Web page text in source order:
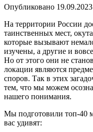
Опубликовано 19.09.2023
На территории России
таинственных мест,
которые вызывают
изучены, а другие и
Но от этого они не
локации являются
споров. Так в этих
тем, что мы можем
нашего понимания.
Мы подготовили топ-40
вас удивят: